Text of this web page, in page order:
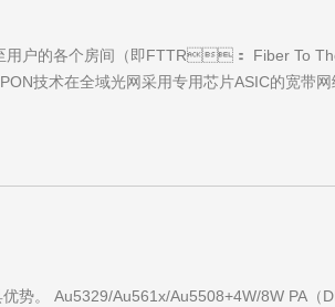
至用户的各个房间（即FTTR： Fiber To
PON技术在全域光网采用专用芯片ASIC的宽带网
势。 Au5329/Au561x/Au5508+4W/8W PA